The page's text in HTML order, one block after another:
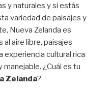
y naturales y si estás
variedad de paisajes y
Nueva Zelanda es
aire libre, paisajes
experiencia cultural rica
¿Cuál es tu
Zelanda?